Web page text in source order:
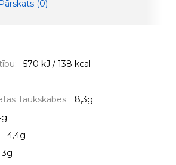
Pārskats (0)
570 kJ / 138 kcal
Taukskābes:
8,3g
4,4g
3g